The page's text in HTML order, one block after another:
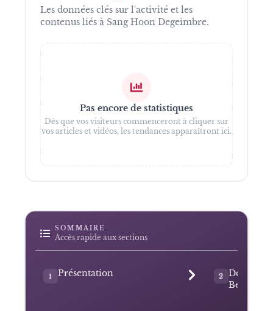
Les données clés sur l'activité et les
contenus liés à Sang Hoon Degeimbre.
Pas encore de statistiques
Dès que vos visiteurs commenceront à cliquer sur
vos articles et vidéos, les tendances apparaîtront ici.
SOMMAIRE
Accès rapide aux sections
1 Présentation 2
Des
Belgique